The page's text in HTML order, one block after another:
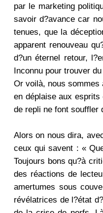
par le marketing
savoir d?avance car
tenues, que la
apparent renouveau
d?un éternel retour,
Inconnu pour trouver
Or voilà, nous sommes
en déplaise aux
de repli ne font souffler
Alors on nous dira,
ceux qui savent : «
Toujours bons qu?à
des réactions de
amertumes sous
révélatrices de l?état